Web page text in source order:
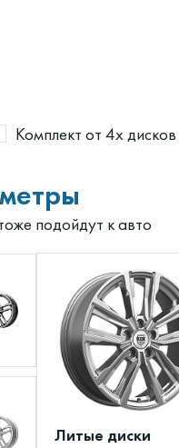
Комплект от 4х дисков
подойдут к авто
Литые диски